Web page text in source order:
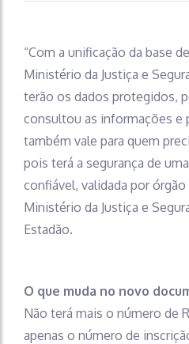
“Com a unificação da base
Ministério da Justiça e
terão os dados protegidos,
consultou as informações e
também vale para quem
pois terá a segurança de
confiável, validada por
Ministério da Justiça e
Estadão.
O que muda no novo
Não terá mais o número de
apenas o número de